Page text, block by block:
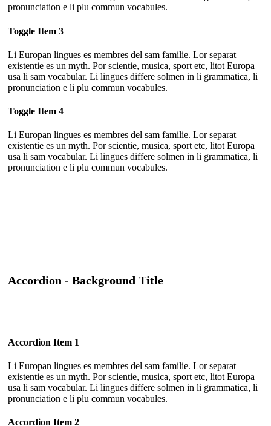
pronunciation e li plu commun vocabules.
Toggle Item 3
Li Europan lingues es membres del sam familie. Lor separat
existentie es un myth. Por scientie, musica, sport etc, litot Europa
usa li sam vocabular. Li lingues differe solmen in li grammatica, li
pronunciation e li plu commun vocabules.
Toggle Item 4
Li Europan lingues es membres del sam familie. Lor separat
existentie es un myth. Por scientie, musica, sport etc, litot Europa
usa li sam vocabular. Li lingues differe solmen in li grammatica, li
pronunciation e li plu commun vocabules.
Accordion - Background Title
Accordion Item 1
Li Europan lingues es membres del sam familie. Lor separat
existentie es un myth. Por scientie, musica, sport etc, litot Europa
usa li sam vocabular. Li lingues differe solmen in li grammatica, li
pronunciation e li plu commun vocabules.
Accordion Item 2